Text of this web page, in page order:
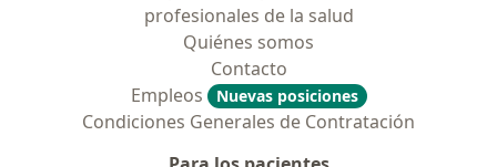
profesionales de la salud
Quiénes somos
Contacto
Empleos
Nuevas posiciones
Condiciones Generales de Contratación